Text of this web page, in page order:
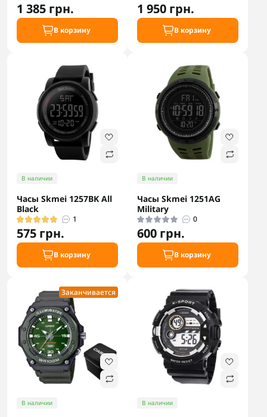
1 385 грн.
В корзину
1 950 грн.
В корзину
В наличии
Часы Skmei 1257BK All
Black
1
575 грн.
В корзину
В наличии
Часы Skmei 1251AG
Military
0
600 грн.
В корзину
Заканчивается
В наличии В наличии